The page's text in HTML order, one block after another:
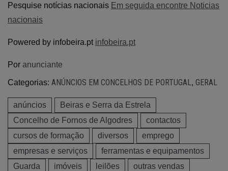
Pesquise notícias nacionais Em seguida encontre Noticias
nacionais
Powered by infobeira.pt infobeira.pt
Por anunciante
Categorias: ANÚNCIOS EM CONCELHOS DE PORTUGAL , GERAL
anúncios
Beiras e Serra da Estrela
Concelho de Fornos de Algodres
contactos
cursos de formação
diversos
emprego
empresas e serviços
ferramentas e equipamentos
Guarda
imóveis leilões
outras vendas